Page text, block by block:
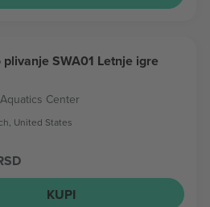
SWA01 Letnje igre
Center
United States
KUPI